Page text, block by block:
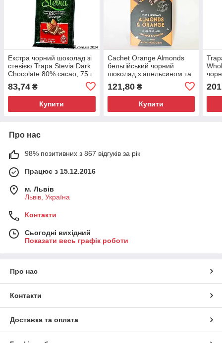
Екстра чорний шоколад зі
стевією Trapa Stevia Dark
Chocolate 80% cacao, 75 г
83,74 ₴
Купити
Cachet Orange Almonds
бельгійський чорний
шоколад з апельсином та
121,80₴
Купити
Про нас
98% позитивних з 867 відгуків за рік
Працює з 15.12.2016
м. Львів
Львів, Україна
Контакти
Сьогодні вихідний
Показати весь графік роботи
Про нас
Контакти
Доставка та оплата